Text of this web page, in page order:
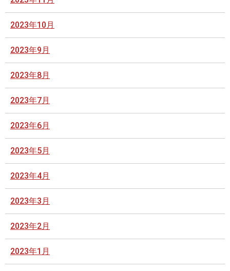
2023年10月
2023年9月
2023年8月
2023年7月
2023年6月
2023年5月
2023年4月
2023年3月
2023年2月
2023年1月